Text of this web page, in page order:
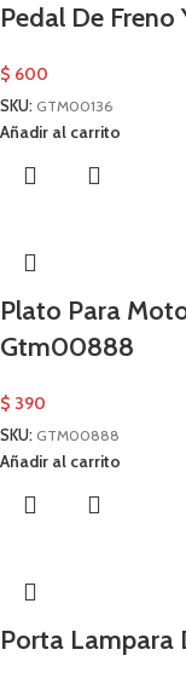
Pedal De
$ 600
SKU: GTM00136
Añadir al carrito
Plato Para
Gtm00888
$ 390
SKU: GTM00888
Añadir al carrito
Porta Lampara